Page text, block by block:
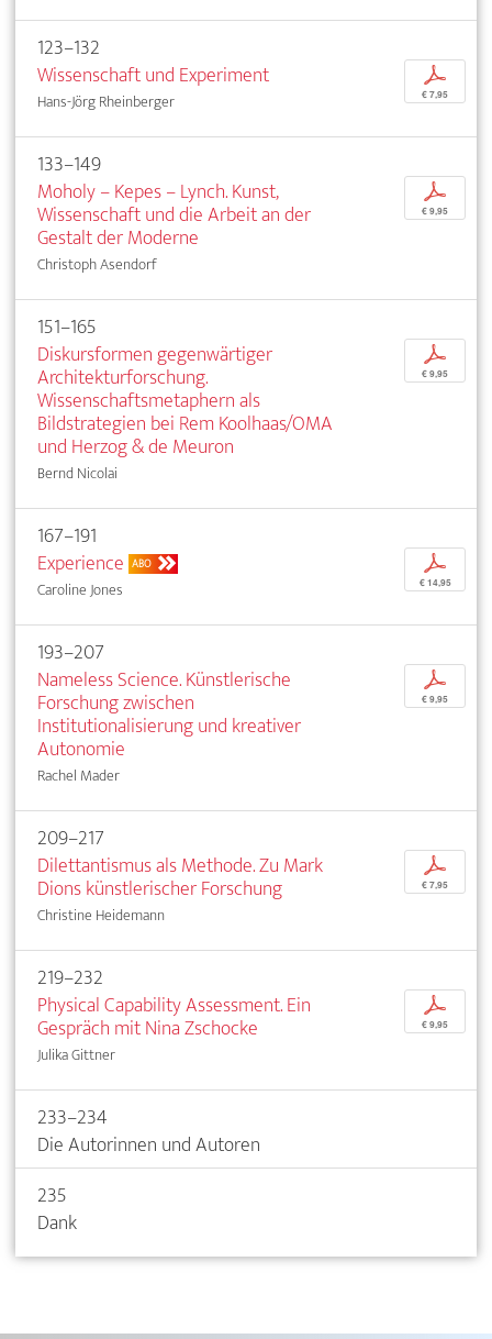
123–132
Wissenschaft und Experiment
Hans-Jörg Rheinberger
p
€ 7,95
133–149
Moholy – Kepes – Lynch. Kunst,
Wissenschaft und die Arbeit an der
Gestalt der Moderne
Christoph Asendorf
p
€ 9,95
151–165
Diskursformen gegenwärtiger
Architekturforschung.
Wissenschaftsmetaphern als
Bildstrategien bei Rem Koolhaas/OMA
und Herzog & de Meuron
Bernd Nicolai
p
€ 9,95
167–191
Experience ABO
Caroline Jones
p
€ 14,95
193–207
Nameless Science. Künstlerische
Forschung zwischen
Institutionalisierung und kreativer
Autonomie
Rachel Mader
p
€ 9,95
209–217
Dilettantismus als Methode. Zu Mark
Dions künstlerischer Forschung
Christine Heidemann
p
€ 7,95
219–232
Physical Capability Assessment. Ein
Gespräch mit Nina Zschocke
Julika Gittner
p
€ 9,95
233–234
Die Autorinnen und Autoren
235
Dank